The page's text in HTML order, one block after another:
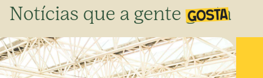
Notícias que a gente gosta